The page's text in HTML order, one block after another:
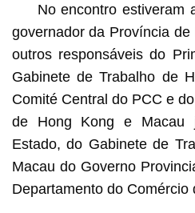
No encontro estiveram
governador da Província
outros responsáveis do
Gabinete de Trabalho de
Comité Central do PCC e
de Hong Kong e Macau
Estado, do Gabinete de
Macau do Governo
Departamento do Comércio